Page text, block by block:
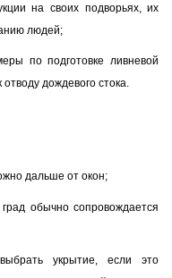
на своих подворьях, их
людей;
по подготовке ливневой
дождевого стока.
дальше от окон;
обычно сопровождается
укрытие, если это